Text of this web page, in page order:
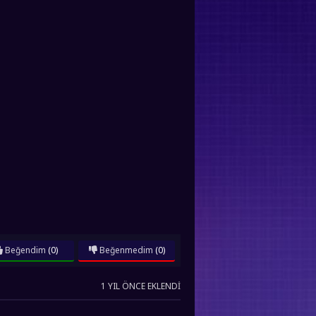
Beğendim (0) Beğenmedim (0)
1 YIL ÖNCE EKLENDI